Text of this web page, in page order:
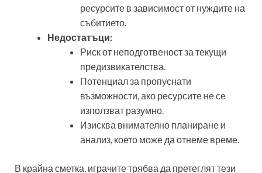
ресурсите в зависимост от нуждите на
събитието.
Недостатъци:
Риск от неподготвеност за текущи
предизвикателства.
Потенциал за пропуснати
възможности, ако ресурсите не се
използват разумно.
Изисква внимателно планиране и
анализ, което може да отнеме време.
В крайна сметка, играчите трябва да претеглят тези